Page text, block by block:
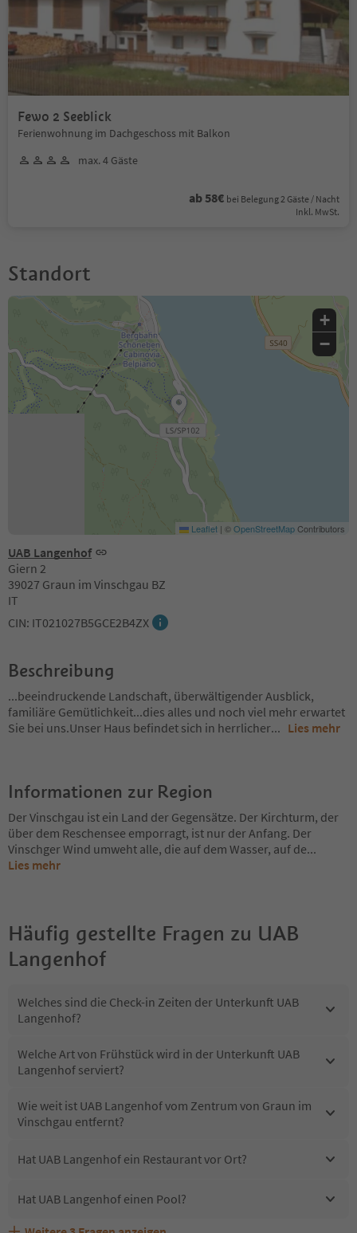
Fewo 2 Seeblick
Ferienwohnung im Dachgeschoss mit Balkon
max. 4 Gäste
ab 58€ bei Belegung 2 Gäste / Nacht
Inkl. MwSt.
Standort
UAB Langenhof
Giern 2
39027 Graun im Vinschgau BZ
IT
CIN: IT021027B5GCE2B4ZX
+
−
Leaflet | ©OpenStreetMapContributors
Beschreibung
...beeindruckende Landschaft, überwältigender Ausblick,
familiäre Gemütlichkeit...dies alles und noch viel mehr erwartet
Sie bei uns.Unser Haus befindet sich in herrlicher... Lies mehr
Informationen zur Region
Der Vinschgau ist ein Land der Gegensätze. Der Kirchturm, der
über dem Reschensee emporragt, ist nur der Anfang. Der
Vinschger Wind umweht alle, die auf dem Wasser, auf de...
Lies mehr
Häufig gestellte Fragen zu UAB
Langenhof
Welches sind die Check-in Zeiten der Unterkunft UAB
Langenhof?
Welche Art von Frühstück wird in der Unterkunft UAB
Langenhof serviert?
Wie weit ist UAB Langenhof vom Zentrum von Graun im
Vinschgau entfernt?
Hat UAB Langenhof ein Restaurant vor Ort?
Hat UAB Langenhof einen Pool?